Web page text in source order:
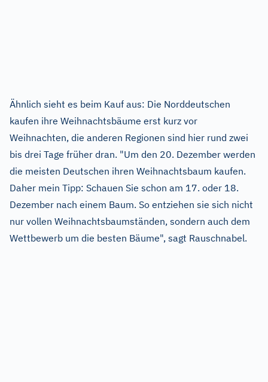
Ähnlich sieht es beim Kauf aus: Die Norddeutschen
kaufen ihre Weihnachtsbäume erst kurz vor
Weihnachten, die anderen Regionen sind hier rund zwei
bis drei Tage früher dran. "Um den 20. Dezember werden
die meisten Deutschen ihren Weihnachtsbaum kaufen.
Daher mein Tipp: Schauen Sie schon am 17. oder 18.
Dezember nach einem Baum. So entziehen sie sich nicht
nur vollen Weihnachtsbaumständen, sondern auch dem
Wettbewerb um die besten Bäume", sagt Rauschnabel.